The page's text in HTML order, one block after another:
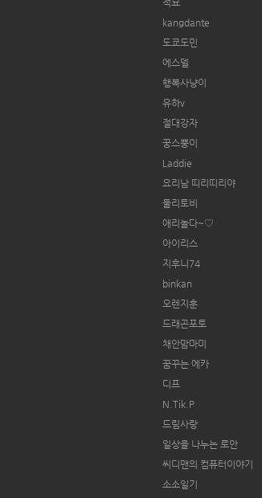
적묘
kangdante
도쿄도민
에스델
행복사냥이
유하v
절대강자
꿍스뿡이
Laddie
요리남 띠리띠리야
둘리토비
애리놀다~♡
아이리스
지후니74
binkan
오렌지훈
드래곤포토
채안맘마미
꿈꾸는 에카
디프
N.Tik.P
드림사랑
일상을 나누는 로안
씨디맨의 컴퓨터이야기
소소일기